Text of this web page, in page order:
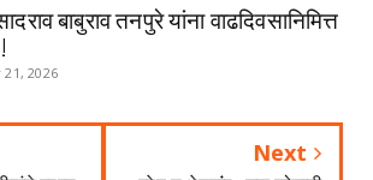
बाबुराव तनपुरे यांना वाढदिवसानिमित्त
2026
Next